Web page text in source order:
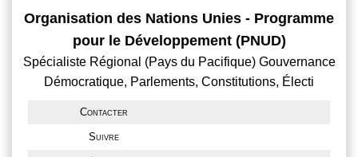
Organisation des Nations Unies - Programme
pour le Développement (PNUD)
Spécialiste Régional (Pays du Pacifique) Gouvernance
Démocratique, Parlements, Constitutions, Électi
Contacter
Suivre